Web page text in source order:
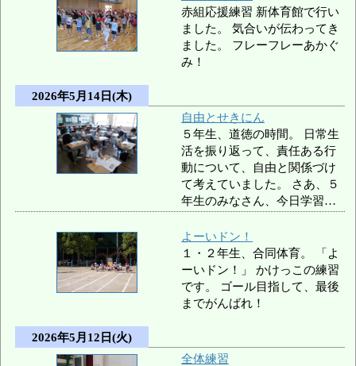
赤組応援練習 新体育館で行い
ました。 気合いが伝わってき
ました。 フレーフレーあかぐ
み！
2026年5月14日(木)
自由とせきにん
５年生、道徳の時間。 日常生
活を振り返って、責任ある行
動について、自由と関係づけ
て考えていました。 さあ、５
年生のみなさん、今日学習…
よーいドン！
１・２年生、合同体育。 「よ
ーいドン！」 かけっこの練習
です。 ゴール目指して、最後
までがんばれ！
2026年5月12日(火)
全体練習